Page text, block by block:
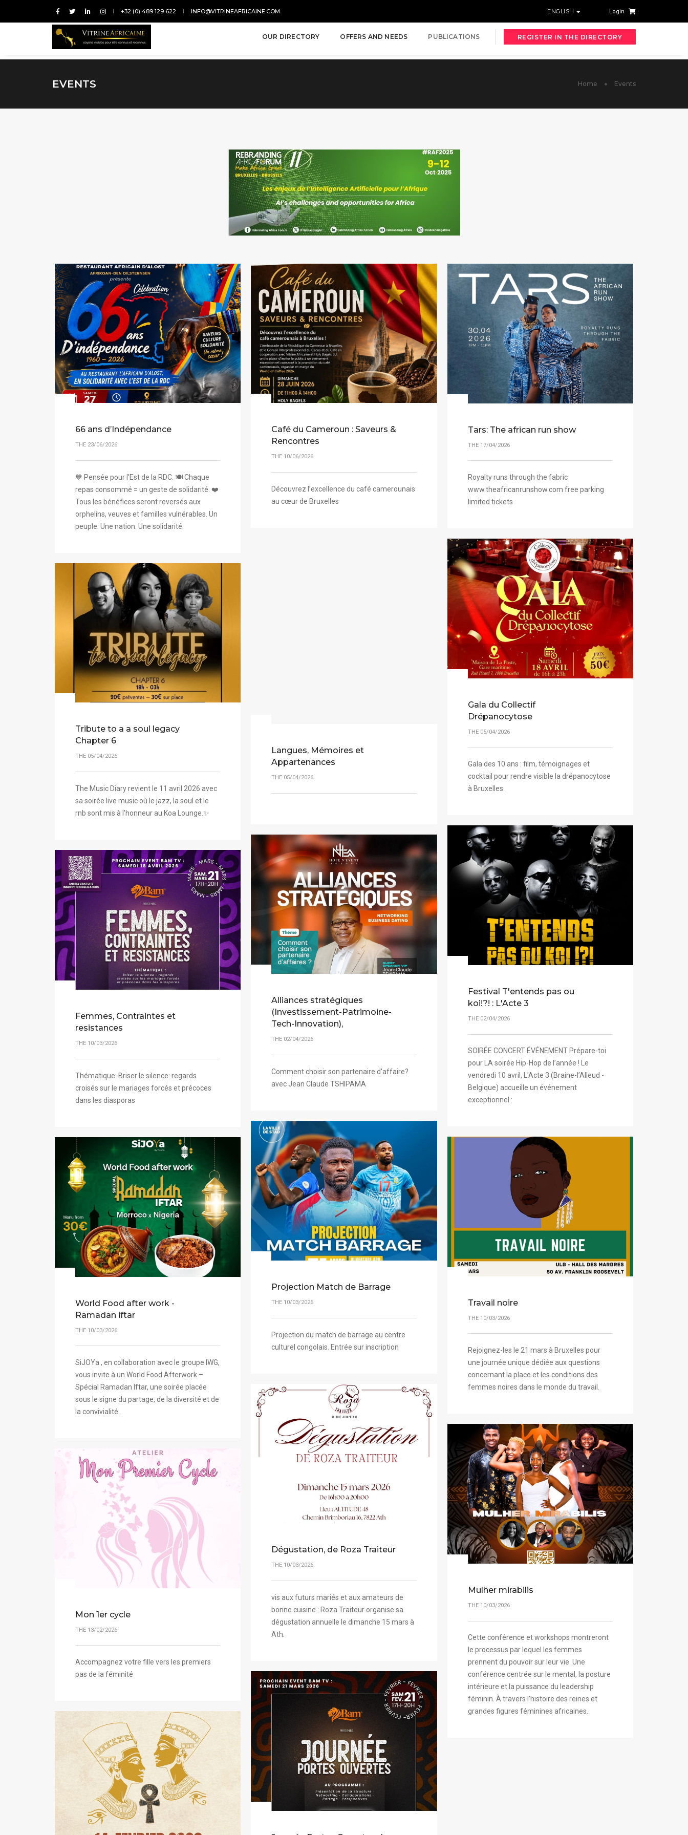
+32 (0) 489 129 622 INFO@VITRINEAFRICAINE.COM ENGLISH Login
OUR DIRECTORY OFFERS AND NEEDS PUBLICATIONS REGISTER IN THE DIRECTORY
EVENTS Home Events
66 ans d’Indépendance
THE 23/06/2026
💙 Pensée pour l’Est de la RDC. 🍽️ Chaque
repas consommé = un geste de solidarité. ❤️
Tous les bénéfices seront reversés aux
orphelins, veuves et familles vulnérables. Un
peuple. Une nation. Une solidarité.
Café du Cameroun : Saveurs &
Rencontres
THE 10/06/2026
Découvrez l’excellence du café camerounais
au cœur de Bruxelles
Tars: The african run show
THE 17/04/2026
Royalty runs through the fabric
www.theafricanrunshow.com free parking
limited tickets
Langues, Mémoires et
Appartenances
THE 05/04/2026
Gala du Collectif
Drépanocytose
THE 05/04/2026
Gala des 10 ans : film, témoignages et
cocktail pour rendre visible la drépanocytose
à Bruxelles.
Tribute to a a soul legacy
Chapter 6
THE 05/04/2026
The Music Diary revient le 11 avril 2026 avec
sa soirée live music où le jazz, la soul et le
rnb sont mis à l'honneur au Koa Lounge.✨
Festival T'entends pas ou
koi!?! : L'Acte 3
THE 02/04/2026
SOIRÉE CONCERT ÉVÉNEMENT Prépare-toi
pour LA soirée Hip-Hop de l’année ! Le
vendredi 10 avril, L'Acte 3 (Braine-l’Alleud -
Belgique) accueille un événement
exceptionnel :
Alliances stratégiques
(Investissement-Patrimoine-
Tech-Innovation),
THE 02/04/2026
Comment choisir son partenaire d'affaire?
avec Jean Claude TSHIPAMA
Femmes, Contraintes et
resistances
THE 10/03/2026
Thématique: Briser le silence: regards
croisés sur le mariages forcés et précoces
dans les diasporas
Projection Match de Barrage
THE 10/03/2026
Projection du match de barrage au centre
culturel congolais. Entrée sur inscription
Travail noire
THE 10/03/2026
Rejoignez-les le 21 mars à Bruxelles pour
une journée unique dédiée aux questions
concernant la place et les conditions des
femmes noires dans le monde du travail.
World Food after work -
Ramadan iftar
THE 10/03/2026
SiJOYa , en collaboration avec le groupe IWG,
vous invite à un World Food Afterwork –
Spécial Ramadan Iftar, une soirée placée
sous le signe du partage, de la diversité et de
la convivialité.
Dégustation, de Roza Traiteur
THE 10/03/2026
vis aux futurs mariés et aux amateurs de
bonne cuisine : Roza Traiteur organise sa
dégustation annuelle le dimanche 15 mars à
Ath.
Mulher mirabilis
THE 10/03/2026
Cette conférence et workshops montreront
le processus par lequel les femmes
prennent du pouvoir sur leur vie. Une
conférence centrée sur le mental, la posture
intérieure et la puissance du leadership
féminin. À travers l’histoire des reines et
grandes figures féminines africaines.
Mon 1er cycle
THE 13/02/2026
Accompagnez votre fille vers les premiers
pas de la féminité